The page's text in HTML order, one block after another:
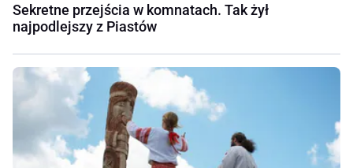
Sekretne przejścia w komnatach. Tak żył
najpodlejszy z Piastów